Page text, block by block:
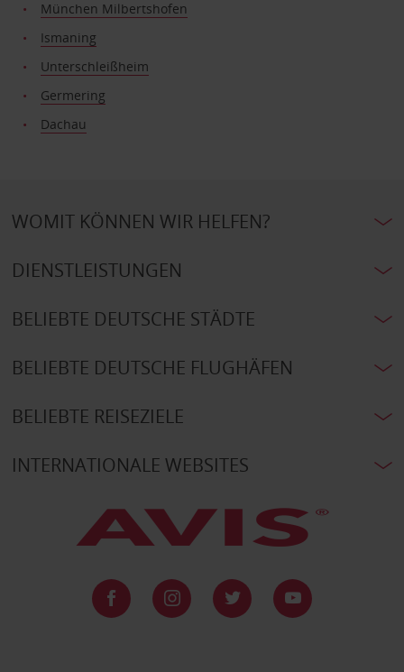
München Milbertshofen
Ismaning
Unterschleißheim
Germering
Dachau
WOMIT KÖNNEN WIR HELFEN?
DIENSTLEISTUNGEN
BELIEBTE DEUTSCHE STÄDTE
BELIEBTE DEUTSCHE FLUGHÄFEN
BELIEBTE REISEZIELE
INTERNATIONALE WEBSITES